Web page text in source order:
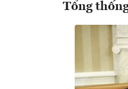
Tổng